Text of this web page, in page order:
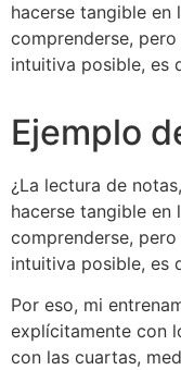
hacerse tangible en
comprenderse,
intuitiva posible, es
Ejemplo
¿La lectura de
hacerse tangible en
comprenderse,
intuitiva posible, es
Por eso, mi
explícitamente con
con las cuartas,